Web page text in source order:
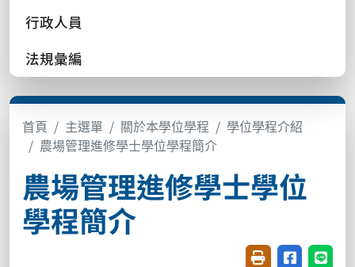
行政人員
法規彙編
首頁 主選單 關於本學位學程
學位學程介紹
農場管理進修學士學位學程簡介
農場管理進修學士學位
學程簡介
友善列印(開新視
分享至臉書
分享